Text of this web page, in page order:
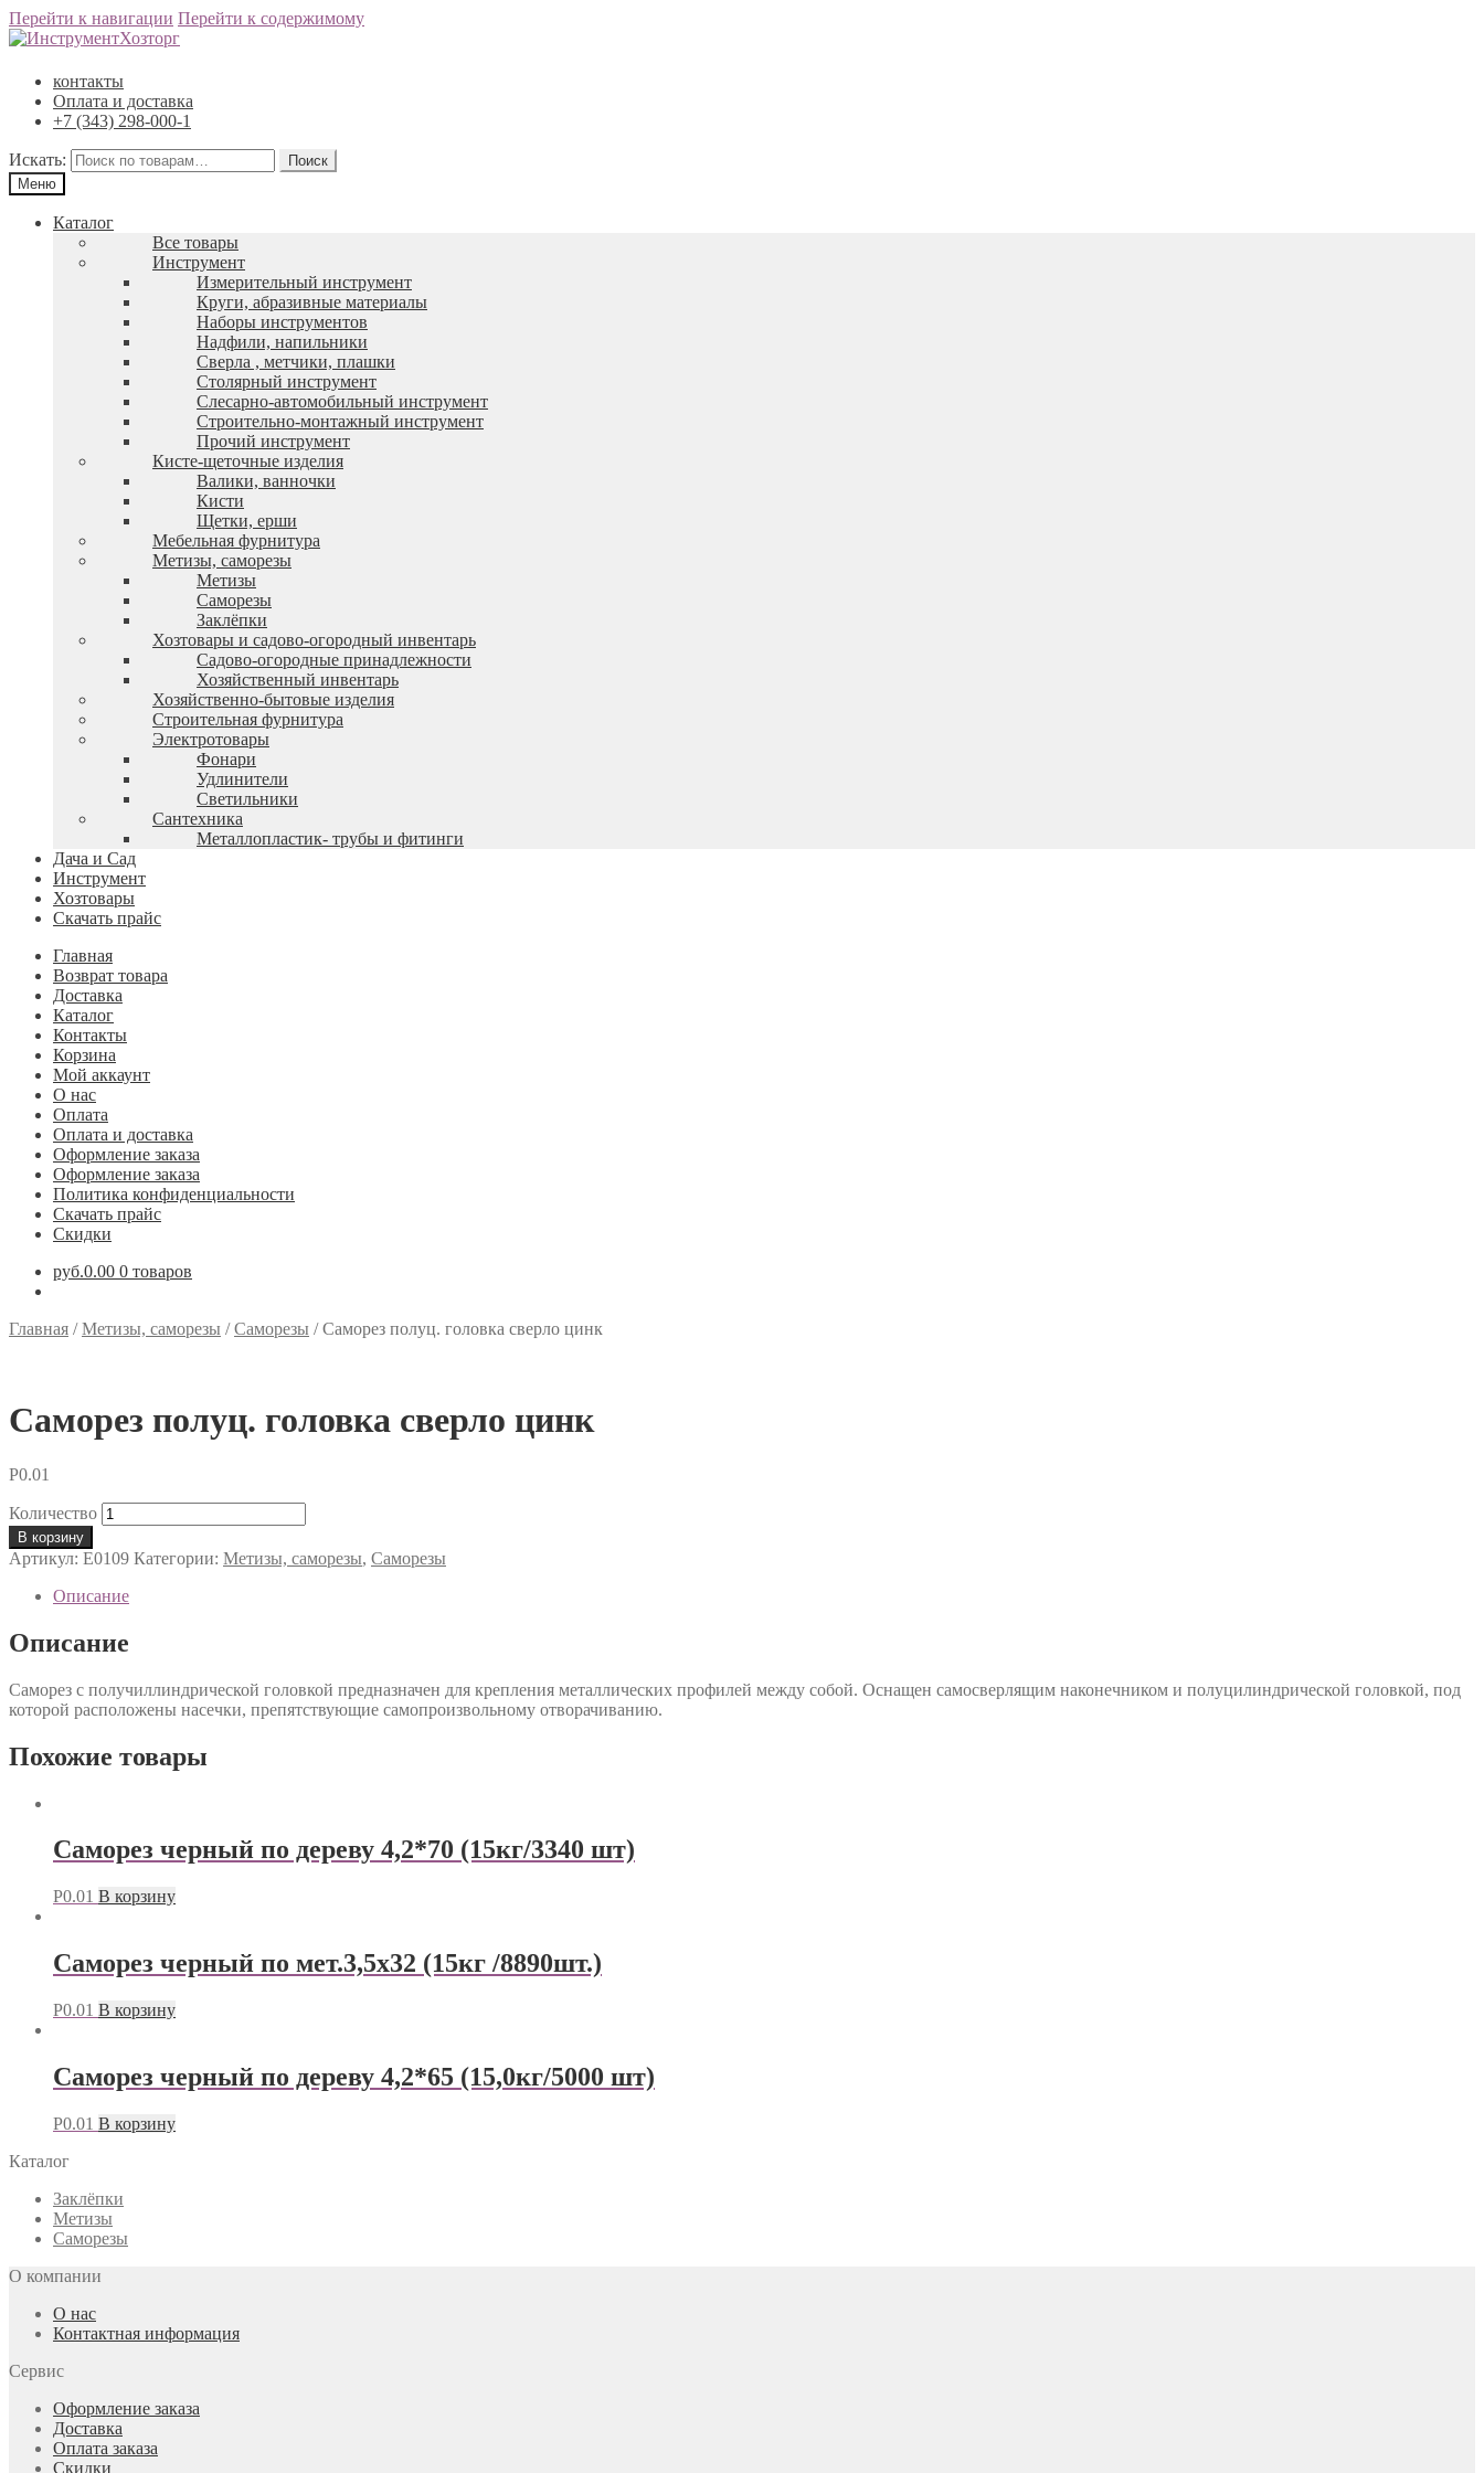
Перейти к навигации Перейти к содержимому
контакты
Оплата и доставка
+7 (343) 298-000-1
Искать:
Меню
Каталог
Все товары
Инструмент
Измерительный инструмент
Круги, абразивные материалы
Наборы инструментов
Надфили, напильники
Сверла , метчики, плашки
Столярный инструмент
Слесарно-автомобильный инструмент
Строительно-монтажный инструмент
Прочий инструмент
Кисте-щеточные изделия
Валики, ванночки
Кисти
Щетки, ерши
Мебельная фурнитура
Метизы, саморезы
Метизы
Саморезы
Заклёпки
Хозтовары и садово-огородный инвентарь
Садово-огородные принадлежности
Хозяйственный инвентарь
Хозяйственно-бытовые изделия
Строительная фурнитура
Электротовары
Фонари
Удлинители
Светильники
Сантехника
Металлопластик- трубы и фитинги
Дача и Сад
Инструмент
Хозтовары
Скачать прайс
Главная
Возврат товара
Доставка
Каталог
Контакты
Корзина
Мой аккаунт
О нас
Оплата
Оплата и доставка
Оформление заказа
Оформление заказа
Политика конфиденциальности
Скачать прайс
Скидки
руб.0.00 0 товаров
Главная /Метизы, саморезы /Саморезы /Саморез полуц. головка сверло цинк
Саморез полуц. головка сверло цинк
Р0.01
Количество
В корзину
Артикул: Е0109 Категории: Метизы, саморезы, Саморезы
Описание
Описание
Саморез с получиллиндрической головкой предназначен для крепления металлических профилей между собой. Оснащен самосверлящим наконечником и полуцилиндрической головкой, под
которой расположены насечки, препятствующие самопроизвольному отворачиванию.
Похожие товары
Саморез черный по дереву 4,2*70 (15кг/3340 шт)
Р0.01 В корзину
Саморез черный по мет.3,5х32 (15кг /8890шт.)
Р0.01 В корзину
Саморез черный по дереву 4,2*65 (15,0кг/5000 шт)
Р0.01 В корзину
Каталог
Заклёпки
Метизы
Саморезы
О компании
О нас
Контактная информация
Сервис
Оформление заказа
Доставка
Оплата заказа
Скидки